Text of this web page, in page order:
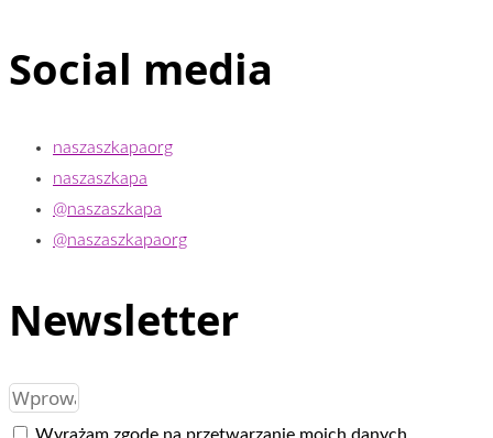
Social media
naszaszkapaorg
naszaszkapa
@naszaszkapa
@naszaszkapaorg
Newsletter